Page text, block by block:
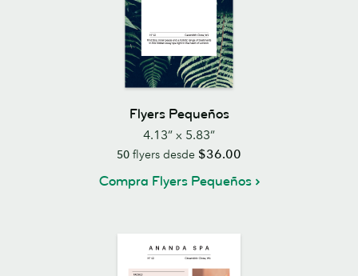
Flyers Pequeños
4.13” x 5.83”
50 flyers desde $36.00
Compra Flyers Pequeños